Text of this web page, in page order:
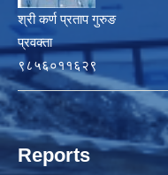
श्री कर्ण प्रताप गुरुङ
प्रवक्ता
९८५६०११६२९
Reports